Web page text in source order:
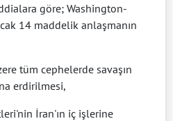
göre; Washington-
14 maddelik anlaşmanın
tüm cephelerde savaşın
erdirilmesi,
İran'ın iç işlerine